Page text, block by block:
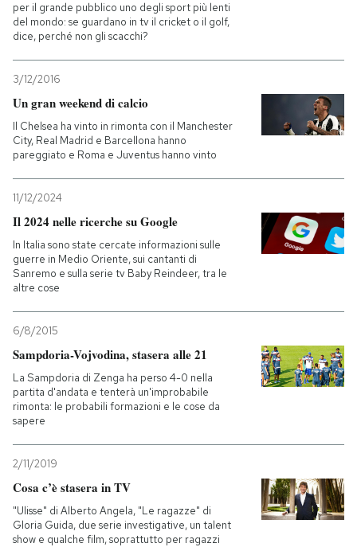
per il grande pubblico uno degli sport più lenti
del mondo: se guardano in tv il cricket o il golf,
dice, perché non gli scacchi?
3/12/2016
Un gran weekend di calcio
Il Chelsea ha vinto in rimonta con il Manchester
City, Real Madrid e Barcellona hanno
pareggiato e Roma e Juventus hanno vinto
11/12/2024
Il 2024 nelle ricerche su Google
In Italia sono state cercate informazioni sulle
guerre in Medio Oriente, sui cantanti di
Sanremo e sulla serie tv Baby Reindeer, tra le
altre cose
6/8/2015
Sampdoria-Vojvodina, stasera alle 21
La Sampdoria di Zenga ha perso 4-0 nella
partita d'andata e tenterà un'improbabile
rimonta: le probabili formazioni e le cose da
sapere
2/11/2019
Cosa c’è stasera in TV
"Ulisse" di Alberto Angela, "Le ragazze" di
Gloria Guida, due serie investigative, un talent
show e qualche film, soprattutto per ragazzi